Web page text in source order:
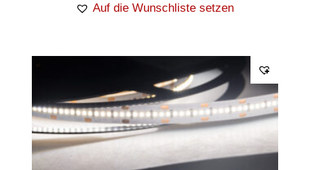
Auf die Wunschliste setzen